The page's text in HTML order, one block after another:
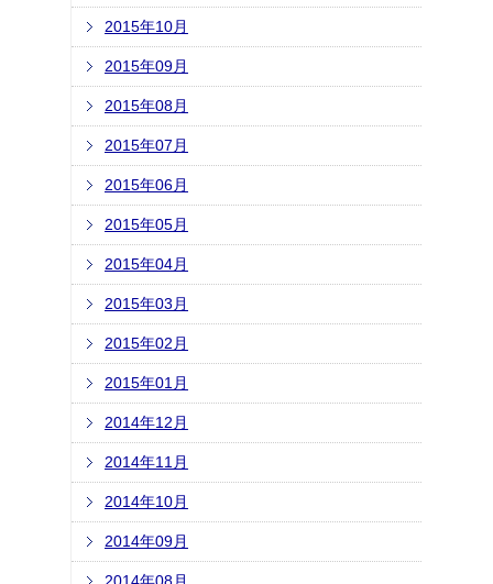
2015年10月
2015年09月
2015年08月
2015年07月
2015年06月
2015年05月
2015年04月
2015年03月
2015年02月
2015年01月
2014年12月
2014年11月
2014年10月
2014年09月